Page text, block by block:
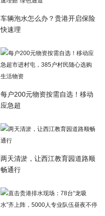
车辆泡水怎么办？贵港开启保险
快速理
每户200元物资按需自选！移动
应急超
两天清淤，让西江教育园道路顺
畅通行